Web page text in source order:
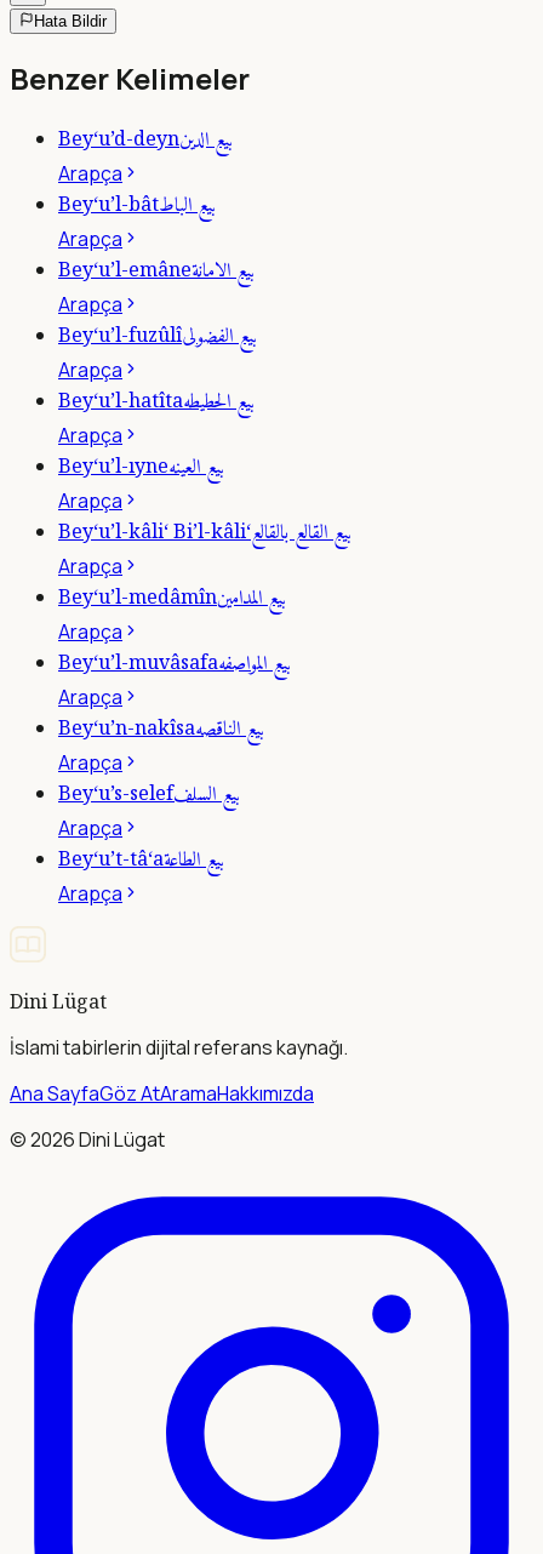
Hata Bildir
Benzer Kelimeler
Bey‘u’d-deynبيع الدين
Arapça
Bey‘u’l-bâtبيع الباط
Arapça
Bey‘u’l-emâneبيع الامانة
Arapça
Bey‘u’l-fuzûlîبيع الفضولى
Arapça
Bey‘u’l-hatîtaبيع الحطيطه
Arapça
Bey‘u’l-ıyneبيع العينه
Arapça
Bey‘u’l-kâli‘ Bi’l-kâli‘بيع القالع بالقالع
Arapça
Bey‘u’l-medâmînبيع المدامين
Arapça
Bey‘u’l-muvâsafaبيع المواصفه
Arapça
Bey‘u’n-nakîsaبيع الناقصه
Arapça
Bey‘u’s-selefبيع السلف
Arapça
Bey‘u’t-tâ‘aبيع الطاعة
Arapça
Dini Lügat
İslami tabirlerin dijital referans kaynağı.
Ana SayfaGöz AtAramaHakkımızda
©2026Dini Lügat